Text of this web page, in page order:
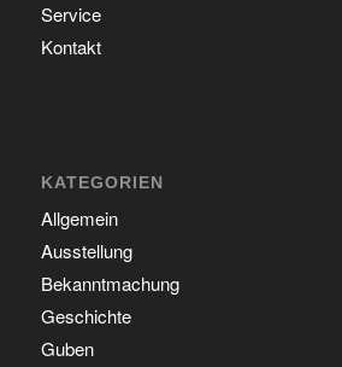
Service
Kontakt
KATEGORIEN
Allgemein
Ausstellung
Bekanntmachung
Geschichte
Guben